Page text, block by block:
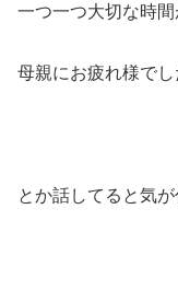
一つ一つ大切な時間
母親にお疲れ様でし
とか話してると気が